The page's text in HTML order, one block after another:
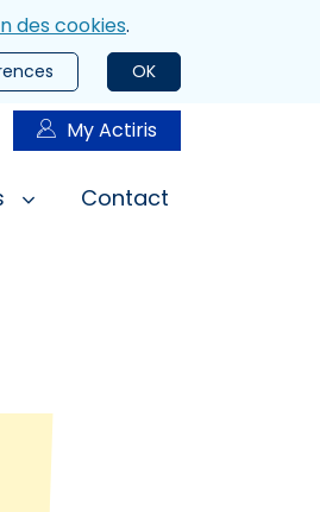
des cookies.
OK
RechercherMy Actiris
Contact